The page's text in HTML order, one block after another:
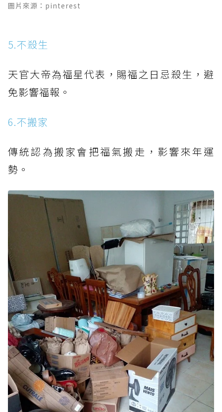
圖片來源：pinterest
5.不殺生
天官大帝為福星代表，賜福之日忌殺生，避
免影響福報。
6.不搬家
傳統認為搬家會把福氣搬走，影響來年運
勢。